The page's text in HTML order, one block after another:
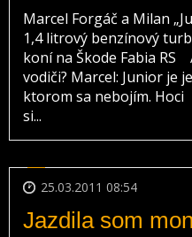
Marcel Forgáč a Milan
1,4 litrový benzínový
koní na Škode Fabia RS
vodiči? Marcel: Junior je
ktorom sa nebojím. Hoci
si...
25.03.2011 08:54
Jazdila som